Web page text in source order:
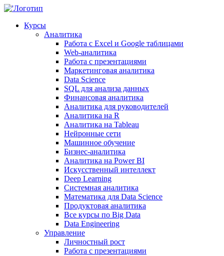
Курсы
Аналитика
Работа с Excel и Google таблицами
Web-аналитика
Работа с презентациями
Маркетинговая аналитика
Data Science
SQL для анализа данных
Финансовая аналитика
Аналитика для руководителей
Аналитика на R
Аналитика на Tableau
Нейронные сети
Машинное обучение
Бизнес-аналитика
Аналитика на Power BI
Искусственный интеллект
Deep Learning
Системная аналитика
Математика для Data Science
Продуктовая аналитика
Все курсы по Big Data
Data Engineering
Управление
Личностный рост
Работа с презентациями